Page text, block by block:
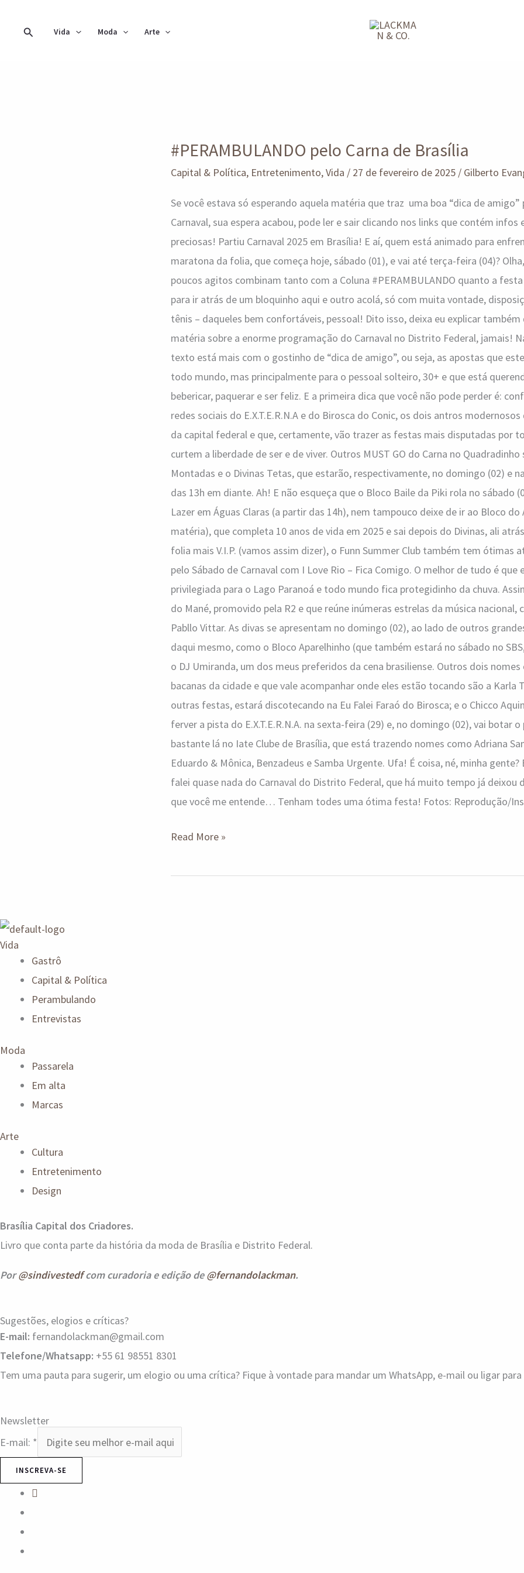
Pesquisar
Vida Moda Arte
#PERAMBULANDO pelo Carna de Brasília
Capital & Política, Entretenimento,Vida / 27 de fevereiro de 2025 / Gilberto
Se você estava só esperando aquela matéria que traz uma boa “dica de amigo”
Carnaval, sua espera acabou, pode ler e sair clicando nos links que contém infos
preciosas! Partiu Carnaval 2025 em Brasília! E aí, quem está animado para
maratona da folia, que começa hoje, sábado (01), e vai até terça-feira (04)?
poucos agitos combinam tanto com a Coluna #PERAMBULANDO quanto a
para ir atrás de um bloquinho aqui e outro acolá, só com muita vontade,
tênis – daqueles bem confortáveis, pessoal! Dito isso, deixa eu explicar também
matéria sobre a enorme programação do Carnaval no Distrito Federal, jamais!
texto está mais com o gostinho de “dica de amigo”, ou seja, as apostas que
todo mundo, mas principalmente para o pessoal solteiro, 30+ e que está
bebericar, paquerar e ser feliz. E a primeira dica que você não pode perder é:
redes sociais do E.X.T.E.R.N.A e do Birosca do Conic, os dois antros
da capital federal e que, certamente, vão trazer as festas mais disputadas por
curtem a liberdade de ser e de viver. Outros MUST GO do Carna no
Montadas e o Divinas Tetas, que estarão, respectivamente, no domingo (02) e
das 13h em diante. Ah! E não esqueça que o Bloco Baile da Piki rola no sábado
Lazer em Águas Claras (a partir das 14h), nem tampouco deixe de ir ao Bloco do
matéria), que completa 10 anos de vida em 2025 e sai depois do Divinas, ali
folia mais V.I.P. (vamos assim dizer), o Funn Summer Club também tem ótimas
pelo Sábado de Carnaval com I Love Rio – Fica Comigo. O melhor de tudo é que
privilegiada para o Lago Paranoá e todo mundo fica protegidinho da chuva.
do Mané, promovido pela R2 e que reúne inúmeras estrelas da música nacional,
Pabllo Vittar. As divas se apresentam no domingo (02), ao lado de outros
daqui mesmo, como o Bloco Aparelhinho (que também estará no sábado no
o DJ Umiranda, um dos meus preferidos da cena brasiliense. Outros dois nomes
bacanas da cidade e que vale acompanhar onde eles estão tocando são a Karla
outras festas, estará discotecando na Eu Falei Faraó do Birosca; e o Chicco
ferver a pista do E.X.T.E.R.N.A. na sexta-feira (29) e, no domingo (02), vai botar
bastante lá no Iate Clube de Brasília, que está trazendo nomes como Adriana
Eduardo & Mônica, Benzadeus e Samba Urgente. Ufa! É coisa, né, minha gente?
falei quase nada do Carnaval do Distrito Federal, que há muito tempo já deixou
que você me entende… Tenham todes uma ótima festa! Fotos: Reprodução/
Carna
de
Read More »
Vida
Gastrô
Capital & Política
Perambulando
Entrevistas
Moda
Passarela
Em alta
Marcas
Arte
Cultura
Entretenimento
Design
Brasília Capital dos Criadores.
Livro que conta parte da história da moda de Brasília e Distrito Federal.
Por@sindivestedfcom curadoria e edição de@fernandolackman.
Sugestões, elogios e críticas?
E-mail: fernandolackman@gmail.com
Telefone/Whatsapp: +55 61 98551 8301
Tem uma pauta para sugerir, um elogio ou uma crítica? Fique à vontade para mandar um WhatsApp, e-mail ou ligar
Newsletter
E-mail: *
INSCREVA-SE